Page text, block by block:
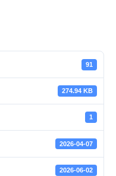
91
274.94 KB
1
2026-04-07
2026-06-02